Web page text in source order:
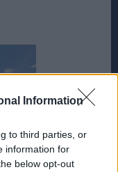
Information
to third parties, or
information for
below opt-out